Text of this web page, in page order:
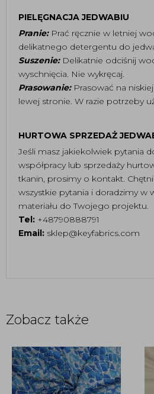
PIELĘGNACJA JEDWABIU
Pranie:Prać ręcznie w letniej
delikatnego detergentu do
Suszenie:Delikatnie odciśnij
wyschnięcia. Nie wykręcaj.
Prasowanie:Prasować na
lewej stronie. W razie potrzeby
HURTOWA SPRZEDAŻ
Jeśli masz jakiekolwiek pytania
współpracy lub sprzedaży
tkanin, prosimy o kontakt.
wszystkie pytania i doradzimy w
materiału do Twojego projektu.
Tel: +48790888791
Email: sklep@keyfabrics.com
Zobacz także